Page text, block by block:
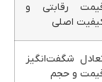
رقابتی و
اصلی
شگفت‌انگیز
و حجم